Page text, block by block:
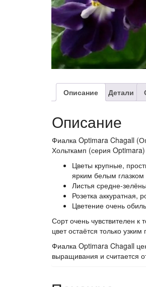
Описание Детали
Описание
Фиалка Optimara Chagall
Хольткамп (серия
Цветы крупные,
ярким белым глазком
Листья средне-
Розетка аккуратная,
Цветение очень
Сорт очень чувствителен
цвет остаётся только
Фиалка Optimara Chagall
выращивания и считается